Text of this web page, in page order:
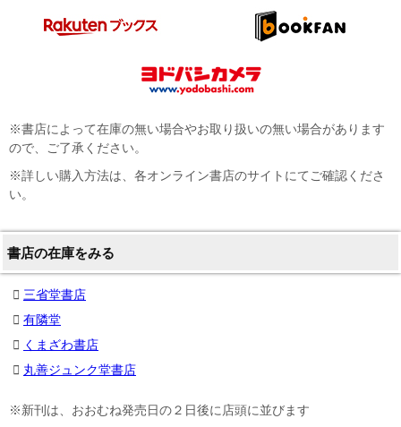
※書店によって在庫の無い場合やお取り扱いの無い場合があります
ので、ご了承ください。
※詳しい購入方法は、各オンライン書店のサイトにてご確認くださ
い。
書店の在庫をみる
三省堂書店
有隣堂
くまざわ書店
丸善ジュンク堂書店
※新刊は、おおむね発売日の２日後に店頭に並びます